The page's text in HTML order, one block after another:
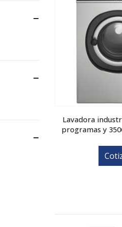
Lavadora
programas y